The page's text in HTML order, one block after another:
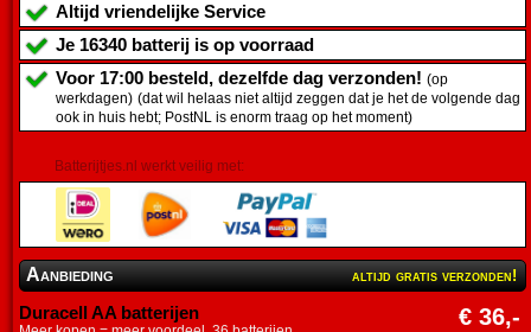
Altijd vriendelijke Service
Je 16340 batterij is op voorraad
Voor 17:00 besteld, dezelfde dag verzonden! (op
werkdagen) (dat wil helaas niet altijd zeggen dat je het de volgende dag
ook in huis hebt; PostNL is enorm traag op het moment)
Batterijtjes.nl werkt veilig met:
Aanbieding altijd gratis verzonden!
Duracell AA batterijen € 36,-